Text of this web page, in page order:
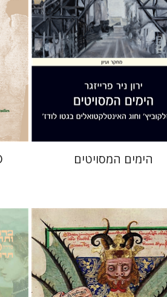
הנחת אתר ספר מודפס
$35
$32
הימים המסויטים
מירי אליאב-פלדון